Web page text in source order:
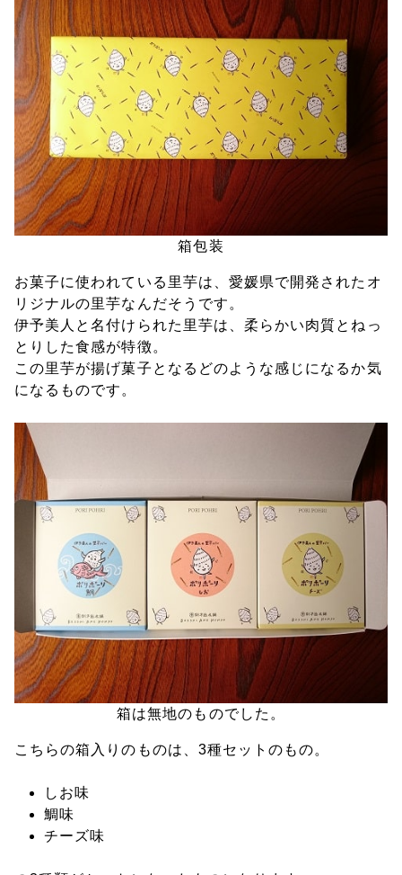
箱包装
お菓子に使われている里芋は、愛媛県で開発されたオ
リジナルの里芋なんだそうです。
伊予美人と名付けられた里芋は、柔らかい肉質とねっ
とりした食感が特徴。
この里芋が揚げ菓子となるどのような感じになるか気
になるものです。
箱は無地のものでした。
こちらの箱入りのものは、3種セットのもの。
しお味
鯛味
チーズ味